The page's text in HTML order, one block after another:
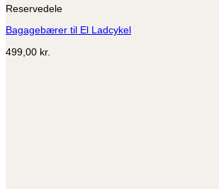
har
varianter.
kan
Reservedele
Bagagebærer til El Ladcykel
499,00 kr.